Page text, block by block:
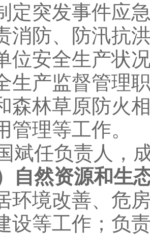
定突发事件应
消防、防汛抗
位安全生产状
生产监督管理
森林草原防火
管理等工作。
斌任负责人，
自然资源和生
环境改善、 危
设等工作；负